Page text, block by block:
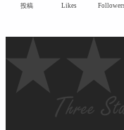
投稿 Likes